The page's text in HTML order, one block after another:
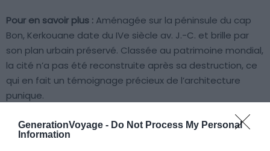
GenerationVoyage - Do Not Process My Personal
Information
Pour en savoir plus : Aménagée sur la péninsule du cap
Bon, Kerkouane date du IVe siècle av. J.-C. et brille par
son plan urbain préservé. Classée au patrimoine mondial,
la cité n’a pas été reconstruite après sa destruction, ce
qui en fait un témoignage précieux de l’architecture
punique.
Portez votre regard sur les fondations de maisons, les